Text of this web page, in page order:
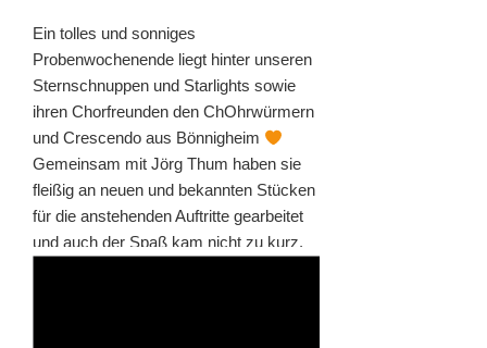
Ein tolles und sonniges
Probenwochenende liegt hinter unseren
Sternschnuppen und Starlights sowie
ihren Chorfreunden den ChOhrwürmern
und Crescendo aus Bönnigheim
Gemeinsam mit Jörg Thum haben sie
fleißig an neuen und bekannten Stücken
für die anstehenden Auftritte gearbeitet
und auch der Spaß kam nicht zu kurz.